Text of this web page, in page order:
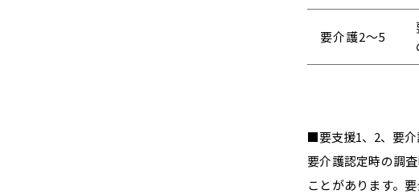
要介護2～5
■要支援1、2、要介
要介護認定時の調
ことがあります。